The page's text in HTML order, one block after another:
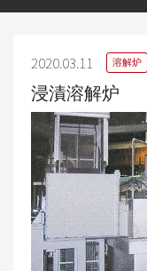
2020.03.11 溶解炉
浸漬溶解炉